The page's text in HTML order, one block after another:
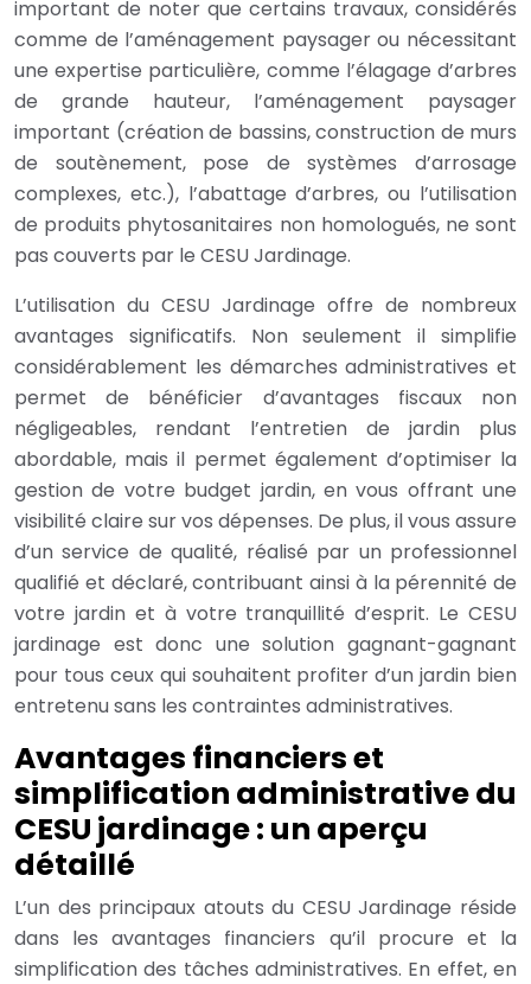
important de noter que certains travaux, considérés
comme de l’aménagement paysager ou nécessitant
une expertise particulière, comme l’élagage d’arbres
de grande hauteur, l’aménagement paysager
important (création de bassins, construction de murs
de soutènement, pose de systèmes d’arrosage
complexes, etc.), l’abattage d’arbres, ou l’utilisation
de produits phytosanitaires non homologués, ne sont
pas couverts par le CESU Jardinage.
L’utilisation du CESU Jardinage offre de nombreux
avantages significatifs. Non seulement il simplifie
considérablement les démarches administratives et
permet de bénéficier d’avantages fiscaux non
négligeables, rendant l’entretien de jardin plus
abordable, mais il permet également d’optimiser la
gestion de votre budget jardin, en vous offrant une
visibilité claire sur vos dépenses. De plus, il vous assure
d’un service de qualité, réalisé par un professionnel
qualifié et déclaré, contribuant ainsi à la pérennité de
votre jardin et à votre tranquillité d’esprit. Le CESU
jardinage est donc une solution gagnant-gagnant
pour tous ceux qui souhaitent profiter d’un jardin bien
entretenu sans les contraintes administratives.
Avantages financiers et
simplification administrative du
CESU jardinage : un aperçu
détaillé
L’un des principaux atouts du CESU Jardinage réside
dans les avantages financiers qu’il procure et la
simplification des tâches administratives. En effet, en